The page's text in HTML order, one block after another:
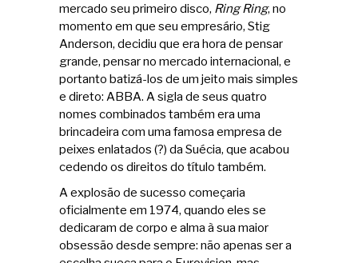
mercado seu primeiro disco, Ring Ring, no
momento em que seu empresário, Stig
Anderson, decidiu que era hora de pensar
grande, pensar no mercado internacional, e
portanto batizá-los de um jeito mais simples
e direto: ABBA. A sigla de seus quatro
nomes combinados também era uma
brincadeira com uma famosa empresa de
peixes enlatados (?) da Suécia, que acabou
cedendo os direitos do título também.
A explosão de sucesso começaria
oficialmente em 1974, quando eles se
dedicaram de corpo e alma à sua maior
obsessão desde sempre: não apenas ser a